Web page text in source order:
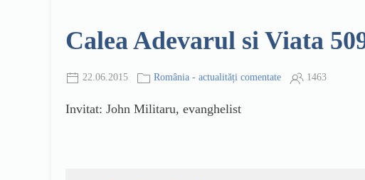
Calea Adevarul si Viata
22.06.2015 România - actualități comentate 1463
Invitat: John Militaru, evanghelist